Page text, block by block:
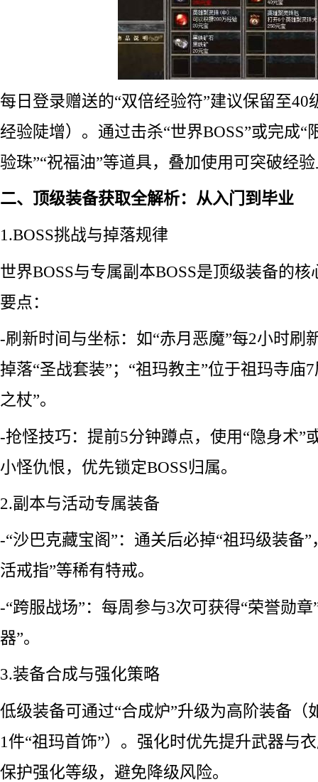
每日登录赠送的“双倍经验符”建议保留至40
经验陡增）。通过击杀“世界BOSS”或完成“
验珠”“祝福油”等道具，叠加使用可突破经
二、顶级装备获取全解析：从入门到毕业
1.BOSS挑战与掉落规律
世界BOSS与专属副本BOSS是顶级装备的
要点：
-刷新时间与坐标：如“赤月恶魔”每2小时刷
掉落“圣战套装”；“祖玛教主”位于祖玛寺庙
之杖”。
-抢怪技巧：提前5分钟蹲点，使用“隐身术”
小怪仇恨，优先锁定BOSS归属。
2.副本与活动专属装备
-“沙巴克藏宝阁”：通关后必掉“祖玛级装备
活戒指”等稀有特戒。
-“跨服战场”：每周参与3次可获得“荣誉勋
器”。
3.装备合成与强化策略
低级装备可通过“合成炉”升级为高阶装备（
1件“祖玛首饰”）。强化时优先提升武器与
保护强化等级，避免降级风险。